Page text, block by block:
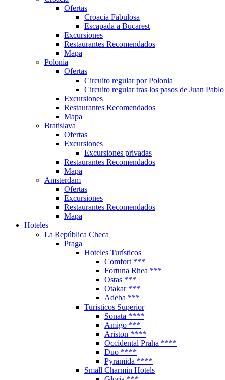
Ofertas
Croacia Fabulosa
Escapada a Bucarest
Excursiones
Restaurantes Recomendados
Mapa
Polonia
Ofertas
Circuito regular por Polonia
Circuito regular tras los pasos de Juan
Excursiones
Restaurantes Recomendados
Mapa
Bratislava
Ofertas
Excursiones
Excursiones privadas
Restaurantes Recomendados
Mapa
Amsterdam
Ofertas
Excursiones
Restaurantes Recomendados
Mapa
Hoteles
La República Checa
Praga
Hoteles Turísticos
Comfort ***
Fortuna Rhea ***
Ostas ***
Otakar ***
Adeba ***
Turisticos Superior
Sonata ****
Amigo ***
Ariston ****
Occidental Praha ****
Duo ****
Pyramida ****
Small Charmin Hotels